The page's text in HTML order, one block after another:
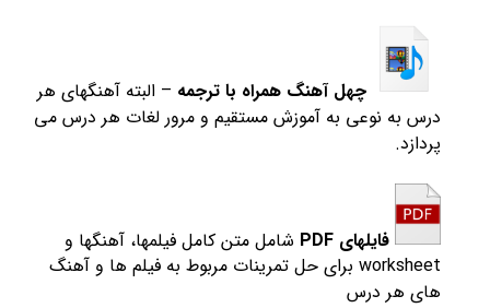
چهل آهنگ همراه با ترجمه – البته آهنگهای هر
درس به نوعی به آموزش مستقیم و مرور لغات هر درس می
پردازد.
فایلهای PDF
شامل متن کامل فیلمها، آهنگها و
worksheet برای حل تمرینات مربوط به فیلم ها و آهنگ
های هر درس